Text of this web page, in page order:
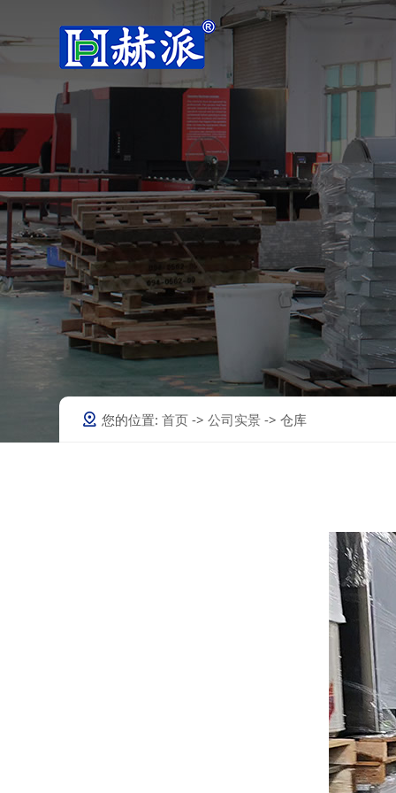
公司简介
常温冷暖机
超低温冷暖机
变频冷暖机
热泵热水机
常温热水机
超低温热水机
低温热水机
高温热水机
泳池机
热
您的位置:首页 ->公司实景 -> 仓库